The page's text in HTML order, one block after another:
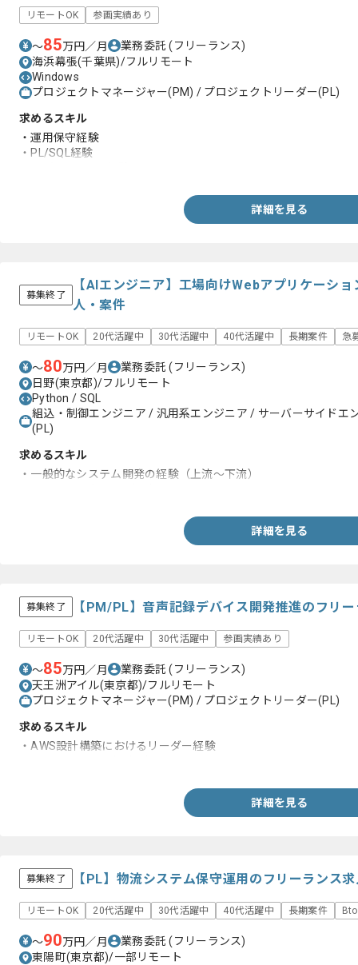
リモートOK 参画実績あり
〜85万円／月 業務委託(フリーランス)
海浜幕張(千葉県)/フルリモート
Windows
プロジェクトマネージャー(PM) / プロジェクトリーダー(PL)
求めるスキル
・運用保守経験
・PL/SQL経験
詳細を見る
募集終了
【AIエンジニア】工場向けWebアプリケーシ
人・案件
リモートOK 20代活躍中 30代活躍中 40代活躍中 長期案件 急
〜80万円／月 業務委託(フリーランス)
日野(東京都)/フルリモート
Python / SQL
組込・制御エンジニア / 汎用系エンジニア / サーバーサイドエ
(PL)
求めるスキル
・一般的なシステム開発の経験（上流～下流）
詳細を見る
募集終了 【PM/PL】音声記録デバイス開発推進のフリ
リモートOK 20代活躍中 30代活躍中 参画実績あり
〜85万円／月 業務委託(フリーランス)
天王洲アイル(東京都)/フルリモート
プロジェクトマネージャー(PM) / プロジェクトリーダー(PL)
求めるスキル
・AWS設計構築におけるリーダー経験
詳細を見る
募集終了 【PL】物流システム保守運用のフリーランス
リモートOK 20代活躍中 30代活躍中 40代活躍中 長期案件
〜90万円／月 業務委託(フリーランス)
東陽町(東京都)/一部リモート